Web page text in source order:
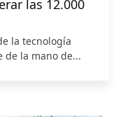
las 12.000
la tecnología
de la mano de...